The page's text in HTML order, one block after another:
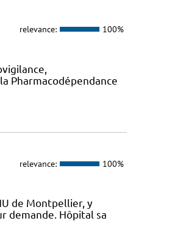
relevance: 100%
Pharmacodépendance
relevance: 100%
de Montpellier, y
demande. Hôpital sa